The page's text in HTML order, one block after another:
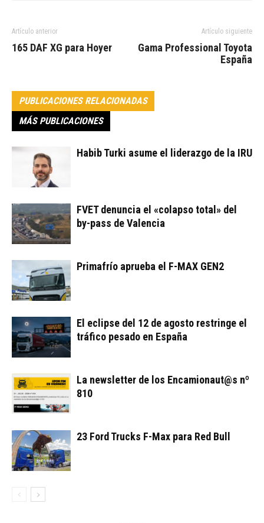
Artículo anterior
165 DAF XG para Hoyer
Artículo siguiente
Gama Professional Toyota
España
PUBLICACIONES RELACIONADAS
MÁS PUBLICACIONES
Habib Turki asume el liderazgo de la IRU
FVET denuncia el «colapso total» del
by-pass de Valencia
Primafrío aprueba el F-MAX GEN2
El eclipse del 12 de agosto restringe el
tráfico pesado en España
La newsletter de los Encamionaut@s nº
810
23 Ford Trucks F-Max para Red Bull